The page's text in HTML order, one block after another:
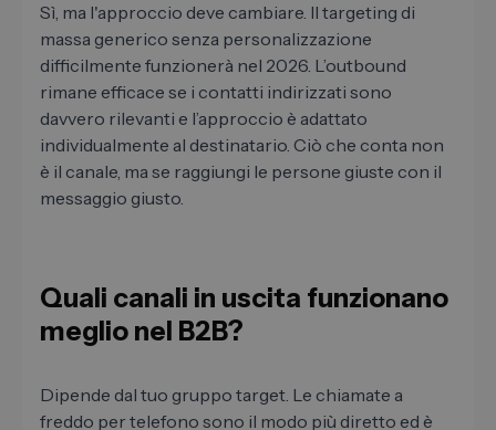
Sì, ma l'approccio deve cambiare. Il targeting di
massa generico senza personalizzazione
difficilmente funzionerà nel 2026. L’outbound
rimane efficace se i contatti indirizzati sono
davvero rilevanti e l’approccio è adattato
individualmente al destinatario. Ciò che conta non
è il canale, ma se raggiungi le persone giuste con il
messaggio giusto.
Quali canali in uscita funzionano
meglio nel B2B?
Dipende dal tuo gruppo target. Le chiamate a
freddo per telefono sono il modo più diretto ed è